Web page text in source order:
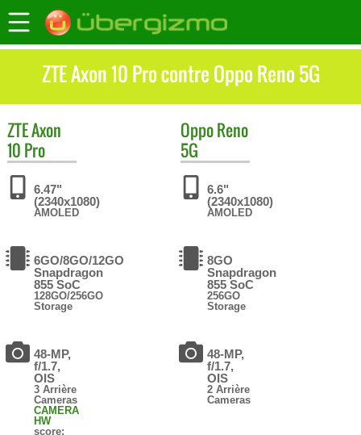
ZTE Axon 10 Pro contre Oppo Reno 5G
ZTEAxon
10 Pro
6.47"
(2340x1080)
AMOLED
6GO/8GO/12GO
Snapdragon
855 SoC
128GO/256GO
Storage
48-MP,
f/1.7,
OIS
3 Arrière
Cameras
CAMERA
HW
score:
OppoReno
5G
6.6"
(2340x1080)
AMOLED
8GO
Snapdragon
855 SoC
256GO
Storage
48-MP,
f/1.7,
OIS
2 Arrière
Cameras